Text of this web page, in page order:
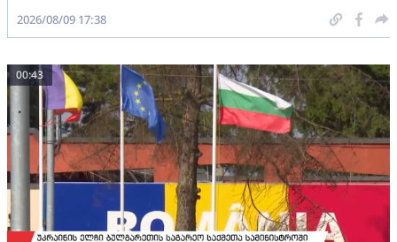
2026/08/09 17:38
00:43